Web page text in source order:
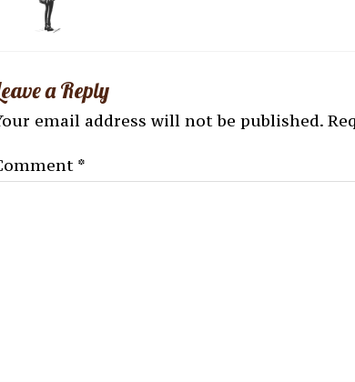
a Reply
email address will not be published.
*